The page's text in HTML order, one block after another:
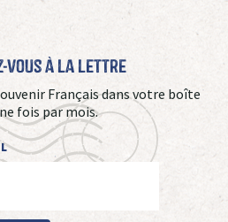
vous à La Lettre
Français dans votre boîte
fois par mois.